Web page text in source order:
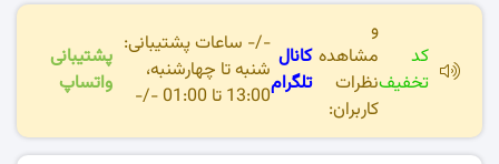
کد
تخفیف
و
مشاهده
نظرات
کاربران:
کانال
تلگرام
-/- ساعات پشتیبانی:
شنبه تا چهارشنبه،
13:00 تا 01:00 -/-
پشتیبانی
واتساپ